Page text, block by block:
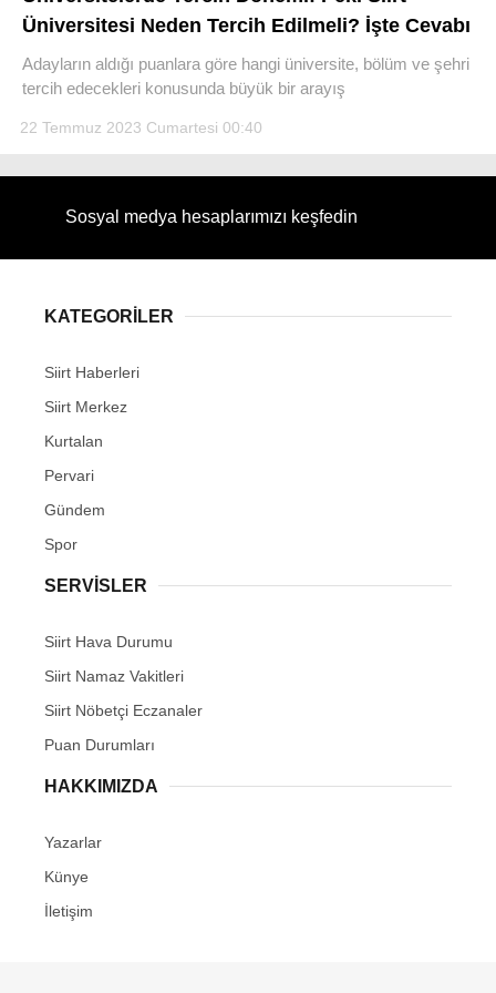
Üniversitesi Neden Tercih Edilmeli? İşte Cevabı
Adayların aldığı puanlara göre hangi üniversite, bölüm ve şehri
tercih edecekleri konusunda büyük bir arayış
22 Temmuz 2023 Cumartesi 00:40
Sosyal medya hesaplarımızı keşfedin
KATEGORİLER
Siirt Haberleri
Siirt Merkez
Kurtalan
Pervari
Gündem
Spor
SERVİSLER
Siirt Hava Durumu
Siirt Namaz Vakitleri
Siirt Nöbetçi Eczanaler
Puan Durumları
HAKKIMIZDA
Yazarlar
Künye
İletişim